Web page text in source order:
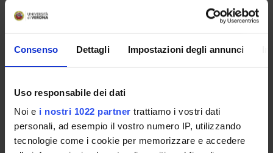
Consenso Dettagli Impostazioni degli annunci
Uso responsabile dei dati
Noi e i nostri 1022 partner trattiamo i vostri dati
personali, ad esempio il vostro numero IP, utilizzando
tecnologie come i cookie per memorizzare e accedere
ORARIO LEZIONI
Documenti
|Non definito (html, it, 0 KB, 18/11/02)
(Mostra/Nascondi)